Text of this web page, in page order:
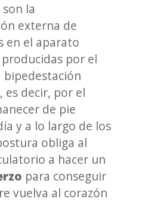
son la
externa de
en el aparato
por el
bipedestación
es decir, por el
de pie
y a lo largo de los
obliga al
a hacer un
para conseguir
vuelva al corazón